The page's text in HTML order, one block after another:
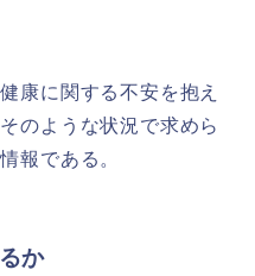
康に関する不安を抱え
のような状況で求めら
報である。
か